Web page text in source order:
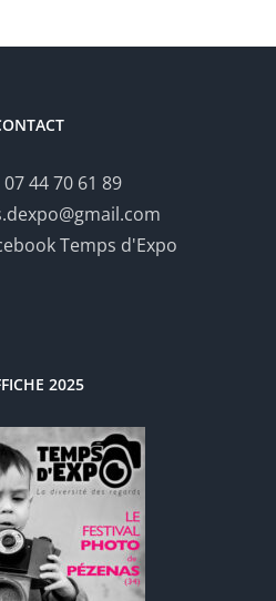
07 44 70 61 89
Temps d'Expo
2025